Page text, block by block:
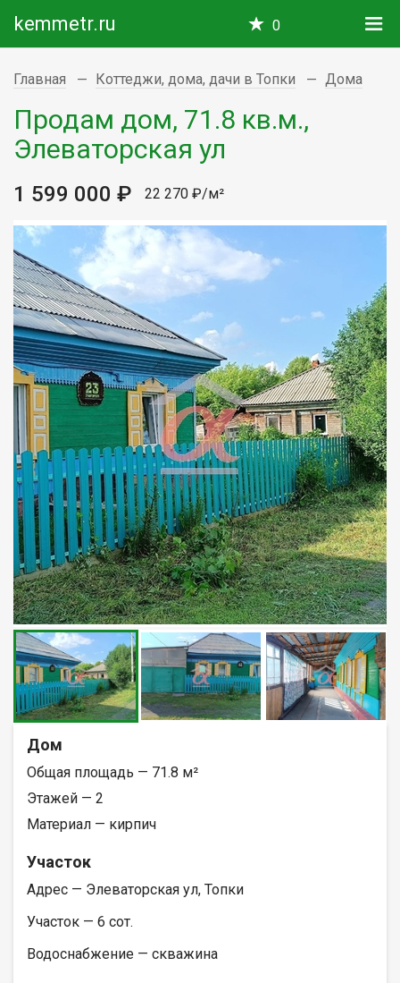
kemmetr.ru 0
Главная Коттеджи, дома, дачи в Топки Дома
Продам дом, 71.8 кв.м.,
Элеваторская ул
1 599 000 ₽ 22 270 ₽/м²
Дом
Общая площадь — 71.8 м²
Этажей — 2
Материал — кирпич
Участок
Адрес — Элеваторская ул, Топки
Участок — 6 сот.
Водоснабжение — скважина